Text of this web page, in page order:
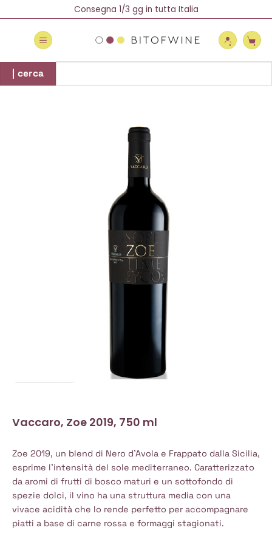
ai
contenuti
Spedizione Gratuita oltre 69 €
Consegna 1/3 gg in tutta Italia
Newsletter = 5% di Sconto!
| cerca
Vaccaro, Zoe 2019, 750 ml
Zoe 2019, un blend di Nero d’Avola e Frappato dalla Sicilia,
esprime l’intensità del sole mediterraneo. Caratterizzato
da aromi di frutti di bosco maturi e un sottofondo di
spezie dolci, il vino ha una struttura media con una
vivace acidità che lo rende perfetto per accompagnare
piatti a base di carne rossa e formaggi stagionati.